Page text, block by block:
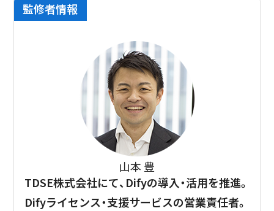
監修者情報
山本 豊
TDSE株式会社にて、Difyの導入・活用を推進。
Difyライセンス・支援サービスの営業責任者。